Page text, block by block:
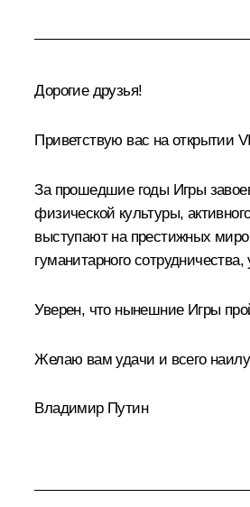
Дорогие друзья!
Приветствую вас на открытии
За прошедшие годы Игры
физической культуры,
выступают на престижных
гуманитарного
Уверен, что нынешние Игры
Желаю вам удачи и всего
Владимир Путин